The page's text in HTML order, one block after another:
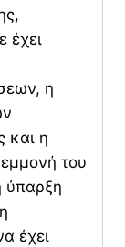
έχει
η
και η
εμμονή του
ύπαρξη
έχει